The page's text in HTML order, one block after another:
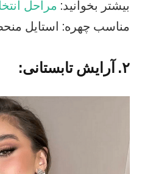
بیشتر بخوانید: مراحل
مناسب چهره: استایل
۲. آرایش تابستانی: